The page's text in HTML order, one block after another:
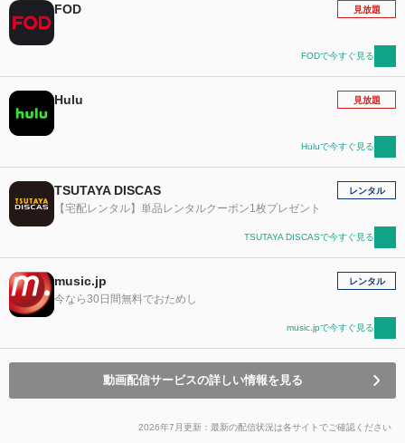
FOD 見放題
FODで今すぐ見る
Hulu 見放題
Huluで今すぐ見る
TSUTAYA DISCAS
【宅配レンタル】単品レンタルクーポン1枚プレゼント
レンタル
TSUTAYA DISCASで今すぐ見る
music.jp
今なら30日間無料でおためし
レンタル
music.jpで今すぐ見る
動画配信サービスの詳しい情報を見る
2026年7月更新：最新の配信状況は各サイトでご確認ください